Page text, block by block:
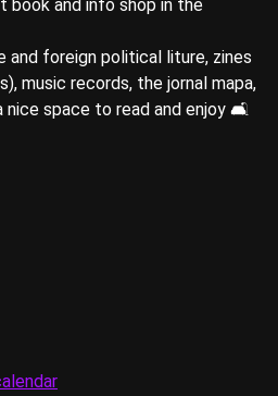
book and info shop in the
and foreign political liture, zines
music records, the jornal mapa,
nice space to read and enjoy 🛋